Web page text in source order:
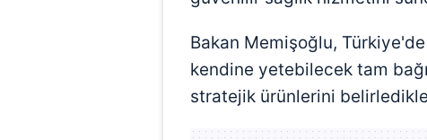
Bakan Memişoğlu,
kendine yetebilecek tam
stratejik ürünlerini